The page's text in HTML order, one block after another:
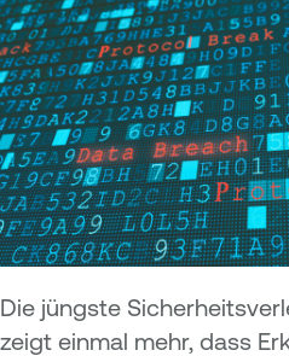
Die jüngste
zeigt einmal mehr, dass